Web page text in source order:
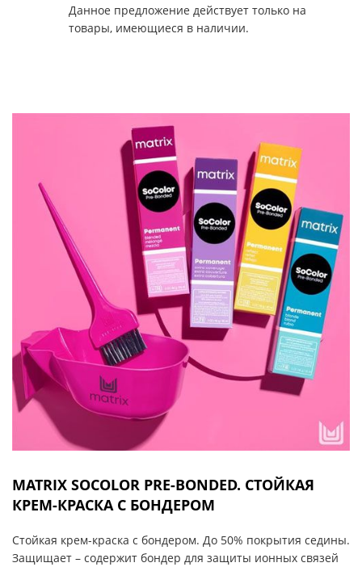
Данное предложение действует только на
товары, имеющиеся в наличии.
MATRIX SOCOLOR PRE-BONDED. СТОЙКАЯ
КРЕМ-КРАСКА С БОНДЕРОМ
Стойкая крем-краска с бондером. До 50% покрытия седины.
Защищает – содержит бондер для защиты ионных связей